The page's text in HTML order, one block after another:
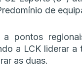
de
pontos
a LCK liderar
as duas.